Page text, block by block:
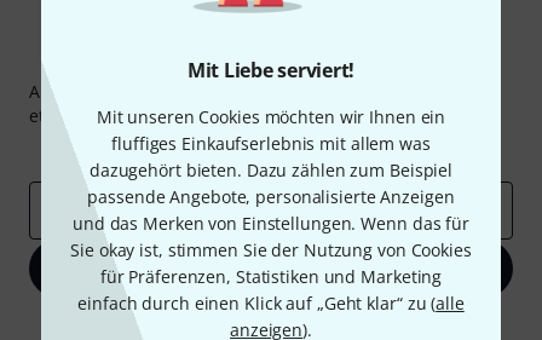
Mit Liebe serviert!
Mit unseren Cookies möchten wir Ihnen ein
fluffiges Einkaufserlebnis mit allem was
dazugehört bieten. Dazu zählen zum Beispiel
passende Angebote, personalisierte Anzeigen
und das Merken von Einstellungen. Wenn das für
Sie okay ist, stimmen Sie der Nutzung von Cookies
für Präferenzen, Statistiken und Marketing
einfach durch einen Klick auf „Geht klar“ zu (alle
anzeigen).
Thomann Newsletter
Abonniere den Thomann Newsletter und gewinne mit
etwas Glück einen von50 Gutscheinenüber jeweils
Inspirierende Beiträge
Deals Thomann Insights
E-Mail-Adresse*
Jetzt anmelden
Mit Klick auf „Jetzt anmelden“ stimmen Sie dem Erhalt von E-Mail-